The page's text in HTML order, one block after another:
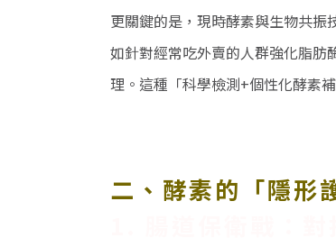
更關鍵的是，現時酵素與生物共
如針對經常吃外賣的人群強化脂肪
理。這種「科學檢測+個性化酵素
二、酵素的「隱形